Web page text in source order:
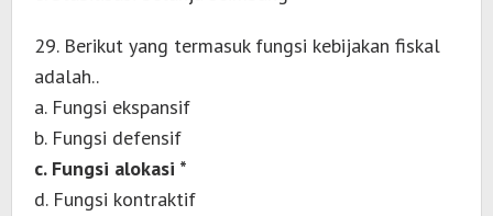
29. Berikut yang termasuk fungsi kebijakan fiskal
adalah..
a. Fungsi ekspansif
b. Fungsi defensif
c. Fungsi alokasi *
d. Fungsi kontraktif